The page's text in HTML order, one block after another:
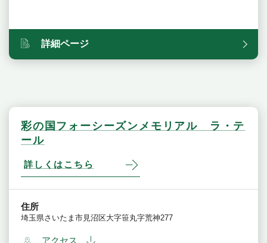
詳細ページ
彩の国フォーシーズンメモリアル ラ・テ
ール
詳しくはこちら
住所
埼玉県さいたま市見沼区大字笹丸字荒神277
アクセス